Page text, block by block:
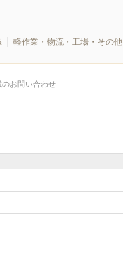
軽作業・物流・工場・その他
のお問い合わせ